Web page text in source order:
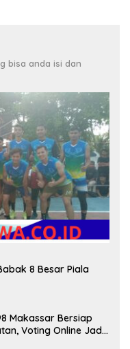
bisa anda isi dan
8 Besar Piala
Makassar Bersiap
Voting Online Jadi